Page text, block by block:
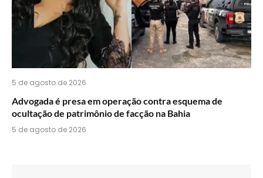
5 de agosto de 2026
Advogada é presa em operação contra esquema de
ocultação de patrimônio de facção na Bahia
5 de agosto de 2026